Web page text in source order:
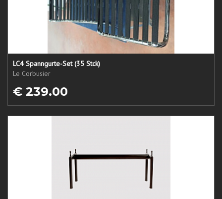
LC4 Spanngurte-Set (35 Stck)
Le Corbusier
€ 239.00